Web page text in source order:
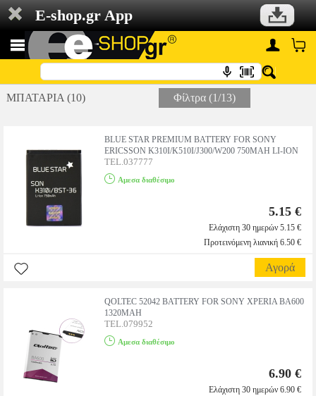
E-shop.gr App
ΜΠΑΤΑΡΙΑ (10) Φίλτρα (1/13)
BLUE STAR PREMIUM BATTERY FOR SONY
ERICSSON K310I/K510I/J300/W200 750MAH LI-ION
TEL.037777
Αμεσα διαθέσιμο
5.15 €
Ελάχιστη 30 ημερών 5.15 €
Προτεινόμενη λιανική 6.50 €
Αγορά
QOLTEC 52042 BATTERY FOR SONY XPERIA BA600
1320MAH
TEL.079952
Αμεσα διαθέσιμο
6.90 €
Ελάχιστη 30 ημερών 6.90 €